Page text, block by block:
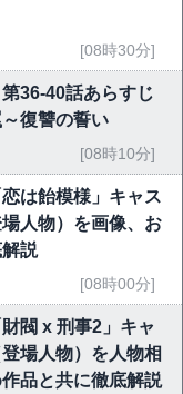
[08時30分]
36-40話あらすじ
復讐の誓い
[08時10分]
は飴模様」キャス
人物）を画像、お
説
[08時00分]
閥 x 刑事2」キャ
場人物）を人物相
品と共に徹底解説